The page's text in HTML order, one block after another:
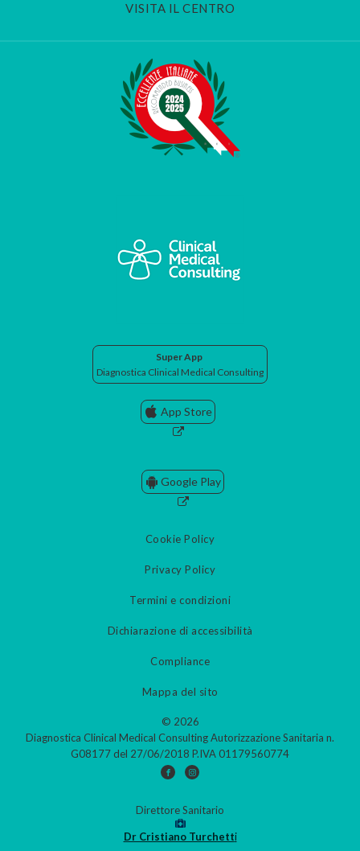
VISITA IL CENTRO
Super App
Diagnostica Clinical Medical Consulting
App Store
Google Play
Cookie Policy
Privacy Policy
Termini e condizioni
Dichiarazione di accessibilità
Compliance
Mappa del sito
© 2026
Diagnostica Clinical Medical Consulting Autorizzazione Sanitaria n.
G08177 del 27/06/2018 P.IVA 01179560774
Direttore Sanitario
Dr Cristiano Turchetti